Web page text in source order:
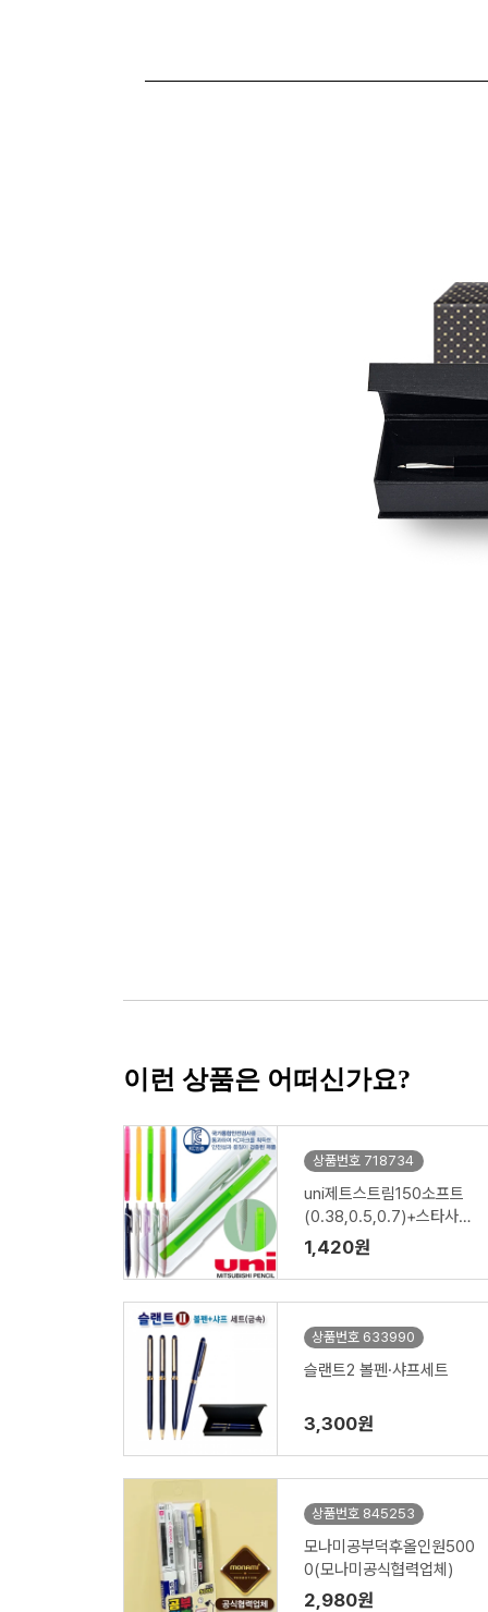
이런 상품은 어떠신가요?
상품번호 718734
uni제트스트림150소프트
(0.38,0.5,0.7)+스타사각
형광펜세트
1,420원
상품번호 633990
슬랜트2 볼펜·샤프세트
3,300원
상품번호 845253
모나미공부덕후올인원500
0(모나미공식협력업체)
2,980원